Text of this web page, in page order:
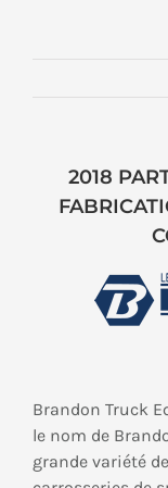
2018
Brandon Truck
le nom de
grande variété